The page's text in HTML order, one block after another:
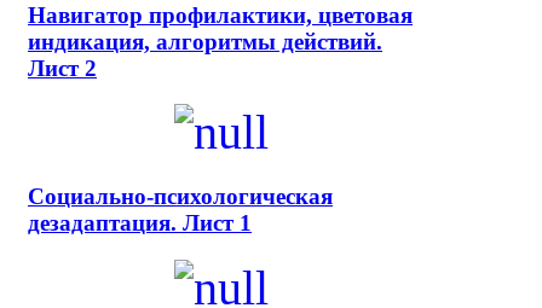
Навигатор профилактики, цветовая
индикация, алгоритмы действий.
Лист 2
Социально-психологическая
дезадаптация. Лист 1